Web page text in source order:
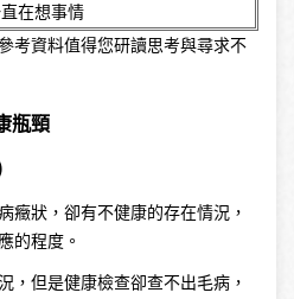
直在想事情
考資料值得您研讀思考與尋求不
瓶頸
癥狀，卻有不健康的存在情況，
的程度。
，但是健康檢查卻查不出毛病，